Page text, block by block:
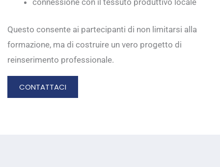
Questo consente ai partecipanti di non limitarsi alla
formazione, ma di costruire un vero progetto di
reinserimento professionale.
CONTATTACI